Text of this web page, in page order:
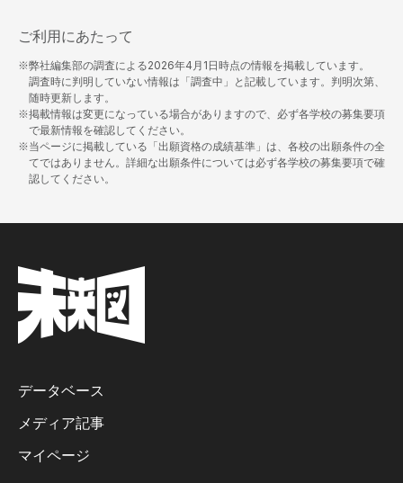
ご利用にあたって
※弊社編集部の調査による2026年4月1日時点の情報を掲載しています。
調査時に判明していない情報は「調査中」と記載しています。判明次第、
随時更新します。
※掲載情報は変更になっている場合がありますので、必ず各学校の募集要項
で最新情報を確認してください。
※当ページに掲載している「出願資格の成績基準」は、各校の出願条件の全
てではありません。詳細な出願条件については必ず各学校の募集要項で確
認してください。
データベース
メディア記事
マイページ